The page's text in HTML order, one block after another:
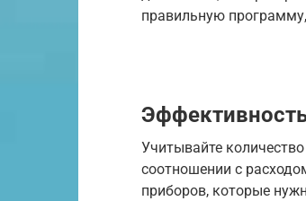
правильную
Учитывайте
соотношении с
приборов, которые